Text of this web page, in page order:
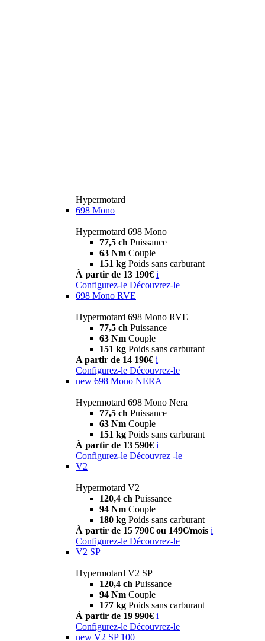
Hypermotard
698 Mono
Hypermotard 698 Mono
77,5 ch Puissance
63 Nm Couple
151 kg Poids sans carburant
À partir de 13 190€ i
Configurez-le Découvrez-le
698 Mono RVE
Hypermotard 698 Mono RVE
77,5 ch Puissance
63 Nm Couple
151 kg Poids sans carburant
A partir de 14 190€ i
Configurez-le Découvrez-le
new 698 Mono NERA
Hypermotard 698 Mono Nera
77,5 ch Puissance
63 Nm Couple
151 kg Poids sans carburant
À partir de 13 590€ i
Configurez-le Découvrez -le
V2
Hypermotard V2
120,4 ch Puissance
94 Nm Couple
180 kg Poids sans carburant
À partir de 15 790€ ou 149€/mois i
Configurez-le Découvrez-le
V2 SP
Hypermotard V2 SP
120,4 ch Puissance
94 Nm Couple
177 kg Poids sans carburant
À partir de 19 990€ i
Configurez-le Découvrez-le
new V2 SP 100